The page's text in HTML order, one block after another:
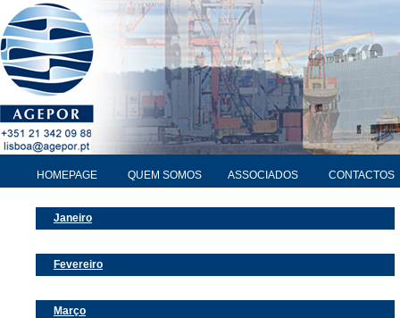
HOMEPAGE QUEM SOMOS ASSOCIADOS CONTACTOS
Janeiro
Fevereiro
Março